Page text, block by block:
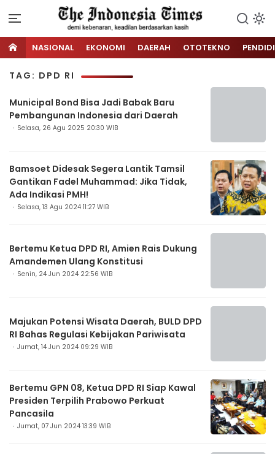
NASIONAL EKONOMI DAERAH OTOTEKNO
TAG: DPD RI
Municipal Bond Bisa Jadi Babak Baru
Pembangunan Indonesia dari Daerah
Selasa, 26 Agu 2025 20:30 WIB
Bamsoet Didesak Segera Lantik Tamsil
Gantikan Fadel Muhammad: Jika Tidak,
Ada Indikasi PMH!
Selasa, 13 Agu 2024 11:27 WIB
Bertemu Ketua DPD RI, Amien Rais Dukung
Amandemen Ulang Konstitusi
Senin, 24 Jun 2024 22:56 WIB
Majukan Potensi Wisata Daerah, BULD DPD
RI Bahas Regulasi Kebijakan Pariwisata
Jumat, 14 Jun 2024 09:29 WIB
Bertemu GPN 08, Ketua DPD RI Siap Kawal
Presiden Terpilih Prabowo Perkuat
Pancasila
Jumat, 07 Jun 2024 13:39 WIB